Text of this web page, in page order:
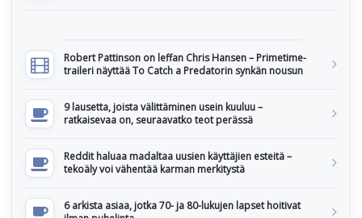
Robert Pattinson on leffan Chris Hansen – Primetime-
traileri näyttää To Catch a Predatorin synkän nousun
9 lausetta, joista välittäminen usein kuuluu –
ratkaisevaa on, seuraavatko teot perässä
Reddit haluaa madaltaa uusien käyttäjien esteitä –
tekoäly voi vähentää karman merkitystä
6 arkista asiaa, jotka 70- ja 80-lukujen lapset hoitivat